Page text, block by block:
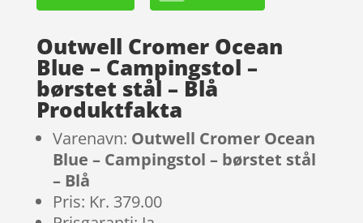
Outwell Cromer Ocean
Blue – Campingstol –
børstet stål – Blå
Produktfakta
Varenavn: Outwell Cromer Ocean
Blue – Campingstol – børstet stål
– Blå
Pris: Kr. 379.00